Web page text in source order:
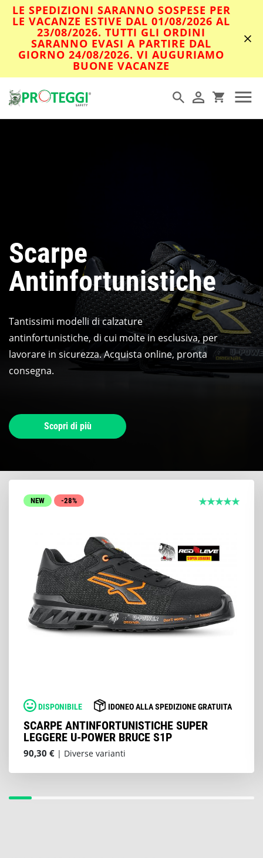
LE SPEDIZIONI SARANNO SOSPESE PER
LE VACANZE ESTIVE DAL 01/08/2026 AL
23/08/2026. TUTTI GLI ORDINI
SARANNO EVASI A PARTIRE DAL
GIORNO 24/08/2026. VI AUGURIAMO
BUONE VACANZE
Scarpe
Antinfortunistiche
Tantissimi modelli di calzature
antinfortunistiche, di cui molte in esclusiva, per
lavorare in sicurezza. Acquista online, pronta
consegna.
Scopri di più
NEW -28%
DISPONIBILE IDONEO ALLA SPEDIZIONE GRATUITA
SCARPE ANTINFORTUNISTICHE SUPER
LEGGERE U-POWER BRUCE S1P
90,30 € | Diverse varianti